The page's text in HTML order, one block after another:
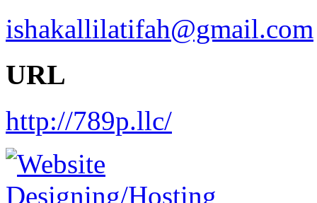
ishakallilatifah@gmail.com
URL
http://789p.llc/